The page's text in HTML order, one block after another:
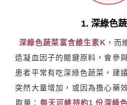
1. 深綠色
深綠色蔬菜富含維生素K ，而
造凝血因子的關鍵原料，會參
患者平常有吃深綠色蔬菜，建
突然大量增加，或因為擔心藥
取量： 每天可維持約1 份深綠